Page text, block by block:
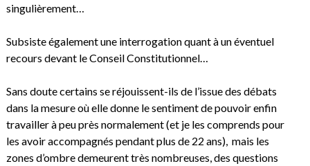
singulièrement…
Subsiste également une interrogation quant à un éventuel
recours devant le Conseil Constitutionnel…
Sans doute certains se réjouissent-ils de l’issue des débats
dans la mesure où elle donne le sentiment de pouvoir enfin
travailler à peu près normalement (et je les comprends pour
les avoir accompagnés pendant plus de 22 ans), mais les
zones d’ombre demeurent très nombreuses, des questions